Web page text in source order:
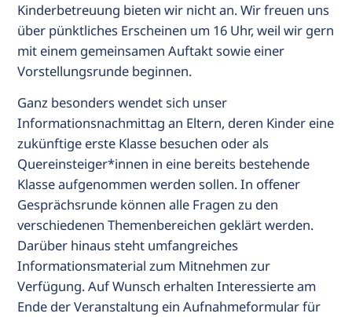
Kinderbetreuung bieten wir nicht an. Wir freuen uns
über pünktliches Erscheinen um 16 Uhr, weil wir gern
mit einem gemeinsamen Auftakt sowie einer
Vorstellungsrunde beginnen.
Ganz besonders wendet sich unser
Informationsnachmittag an Eltern, deren Kinder eine
zukünftige erste Klasse besuchen oder als
Quereinsteiger*innen in eine bereits bestehende
Klasse aufgenommen werden sollen. In offener
Gesprächsrunde können alle Fragen zu den
verschiedenen Themenbereichen geklärt werden.
Darüber hinaus steht umfangreiches
Informationsmaterial zum Mitnehmen zur
Verfügung. Auf Wunsch erhalten Interessierte am
Ende der Veranstaltung ein Aufnahmeformular für